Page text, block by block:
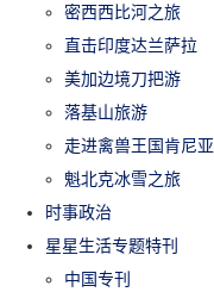
密西西比河之旅
直击印度达兰萨拉
美加边境刀把游
落基山旅游
走进禽兽王国肯尼亚
魁北克冰雪之旅
时事政治
星星生活专题特刊
中国专刊